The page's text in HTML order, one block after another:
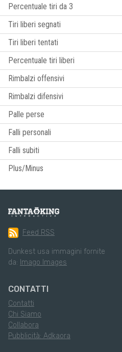
Percentuale tiri da 3
Tiri liberi segnati
Tiri liberi tentati
Percentuale tiri liberi
Rimbalzi offensivi
Rimbalzi difensivi
Palle perse
Falli personali
Falli subiti
Plus/Minus
Feed RSS
Dunkest usa immagini fornite
da: Imago Images
CONTATTI
Contatti
Chi Siamo
Collabora
Pubblicità: Adkaora